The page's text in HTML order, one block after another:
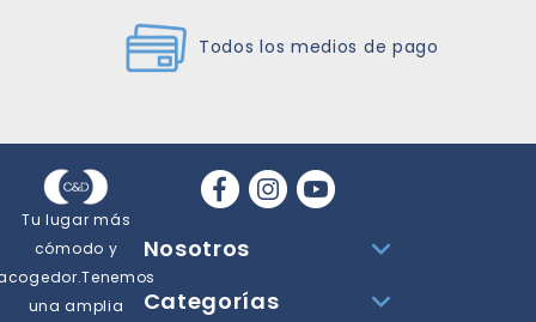
Todos los medios de pago
Las mejores marcas
Tu lugar más
cómodo y
una amplia
Nosotros
Categorías